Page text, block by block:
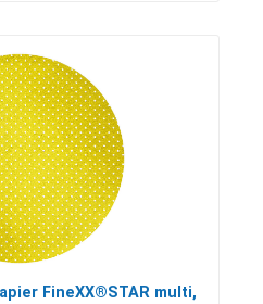
FineXX®STAR multi,